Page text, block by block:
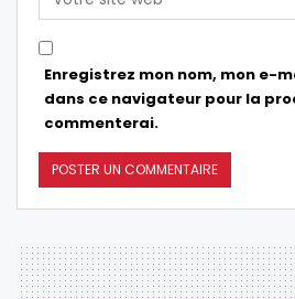
Enregistrez mon nom, mon e-
dans ce navigateur pour la
commenterai.